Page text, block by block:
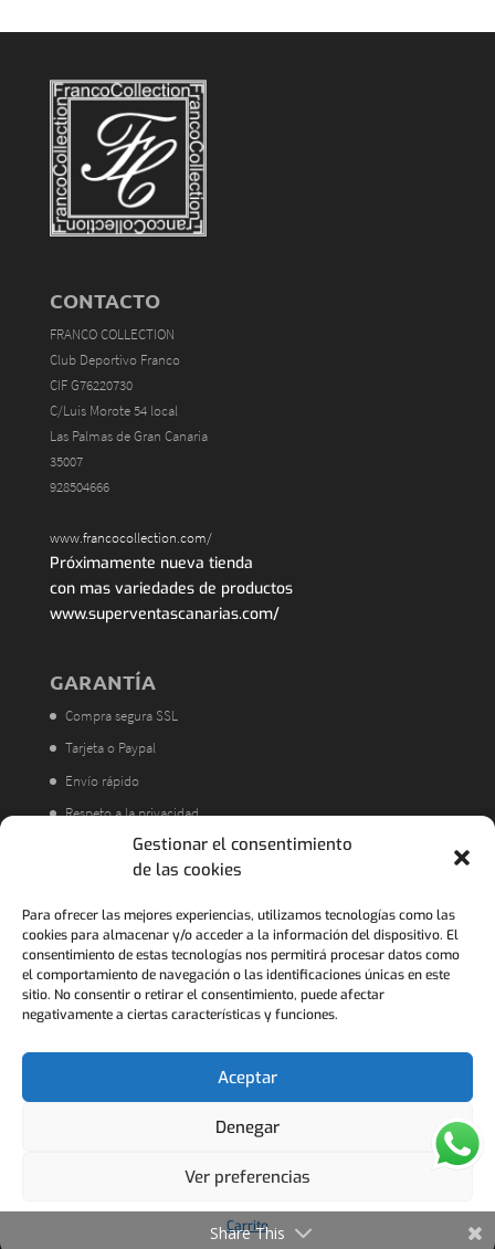
Gestionar el consentimiento
de las cookies
Para ofrecer las mejores experiencias, utilizamos tecnologías como las
cookies para almacenar y/o acceder a la información del dispositivo. El
consentimiento de estas tecnologías nos permitirá procesar datos como
el comportamiento de navegación o las identificaciones únicas en este
sitio. No consentir o retirar el consentimiento, puede afectar
negativamente a ciertas características y funciones.
Aceptar
Denegar
Ver preferencias
Carrito
CONTACTO
FRANCO COLLECTION
Club Deportivo Franco
CIF G76220730
C/Luis Morote 54 local
Las Palmas de Gran Canaria
35007
928504666
www.francocollection.com/
Próximamente nueva tienda
con mas variedades de productos
www.superventascanarias.com/
GARANTÍA
Compra segura SSL
Tarjeta o Paypal
Envío rápido
Respeto a la privacidad
Atención al cliente
Acorde a la LOPD
Política de Devoluciones
FRANCO COLLECTION - 2021 ..........Pedidos para
928504666 o francocollectiontextil@hotmail.com
Share This